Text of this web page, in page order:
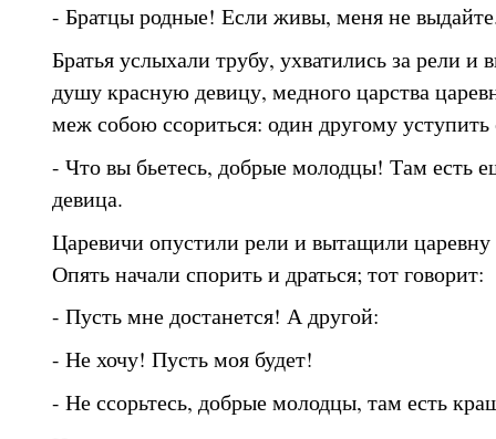
- Братцы родные! Если живы, меня не
Братья услыхали трубу, ухватились за рели
душу красную девицу, медного царства
меж собою ссориться: один другому уступить
- Что вы бьетесь, добрые молодцы! Там есть
девица.
Царевичи опустили рели и вытащили царевну
Опять начали спорить и драться; тот говорит:
- Пусть мне достанется! А другой:
- Не хочу! Пусть моя будет!
- Не ссорьтесь, добрые молодцы, там есть